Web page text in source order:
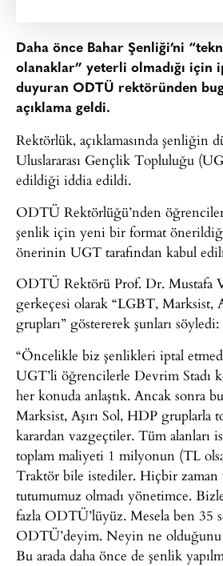
Daha önce Bahar Şenliği’ni
olanaklar” yeterli olmadığı için
duyuran ODTÜ rektöründen
açıklama geldi.
Rektörlük, açıklamasında şenliğin
Uluslararası Gençlik Topluluğu
edildiği iddia edildi.
ODTÜ Rektörlüğü’nden
şenlik için yeni bir format
önerinin UGT tarafından kabul
ODTÜ Rektörü Prof. Dr. Mustafa
gerkeçesi olarak “LGBT, Marksist,
grupları” göstererek şunları söyledi:
“Öncelikle biz şenlikleri iptal
UGT’li öğrencilerle Devrim Stadı
her konuda anlaştık. Ancak sonra
Marksist, Aşırı Sol, HDP gruplarla
karardan vazgeçtiler. Tüm alanları
toplam maliyeti 1 milyonun (TL
Traktör bile istediler. Hiçbir zaman
tutumumuz olmadı yönetimce.
fazla ODTÜ’lüyüz. Mesela ben 35
ODTÜ’deyim. Neyin ne
Bu arada daha önce de şenlik